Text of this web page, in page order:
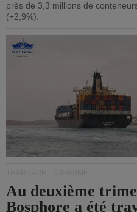
près de 3,3 millions de
(+2,9%).
Au deuxième
Bosphore a été